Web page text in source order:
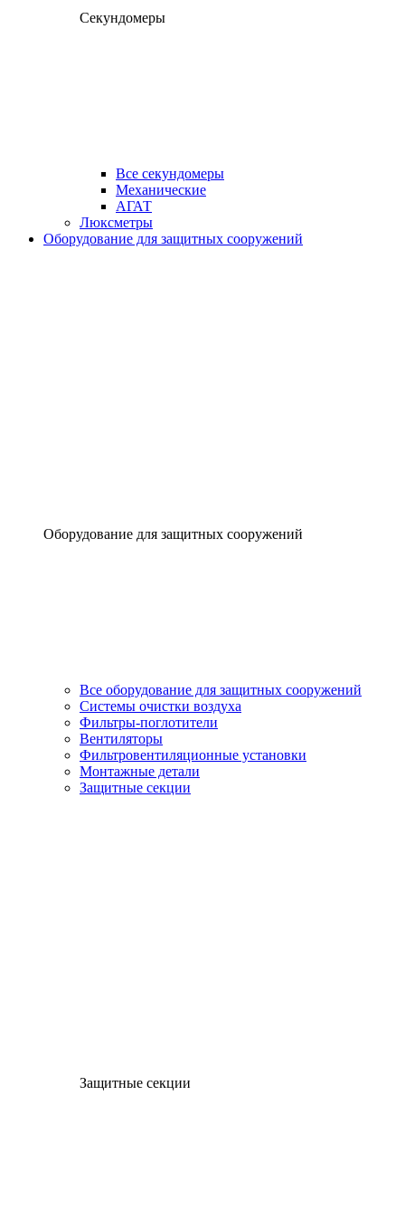
Секундомеры
Все секундомеры
Механические
АГАТ
Люксметры
Оборудование для защитных сооружений
Оборудование для защитных сооружений
Все оборудование для защитных сооружений
Системы очистки воздуха
Фильтры-поглотители
Вентиляторы
Фильтровентиляционные установки
Монтажные детали
Защитные секции
Защитные секции